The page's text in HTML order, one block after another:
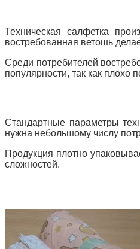
Техническая салфетка
востребованная ветошь
Среди потребителей
популярности, так как плохо
Стандартные параметры
нужна небольшому числу
Продукция плотно
сложностей.